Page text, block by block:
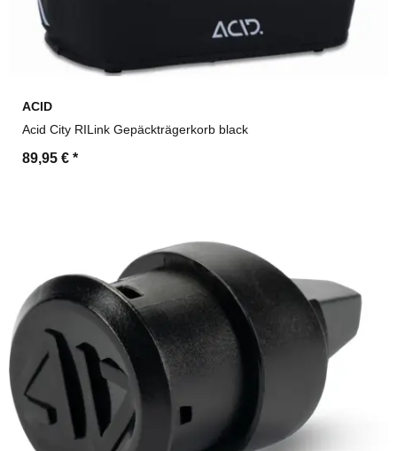
ACID
Acid City RILink Gepäckträgerkorb black
89,95 € *